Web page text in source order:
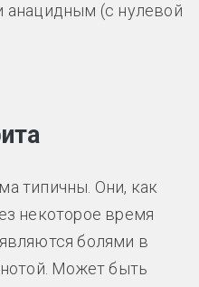
анацидным (с нулевой
типичны. Они, как
некоторое время
болями в
Может быть